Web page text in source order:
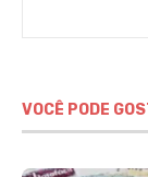
VOCÊ PODE